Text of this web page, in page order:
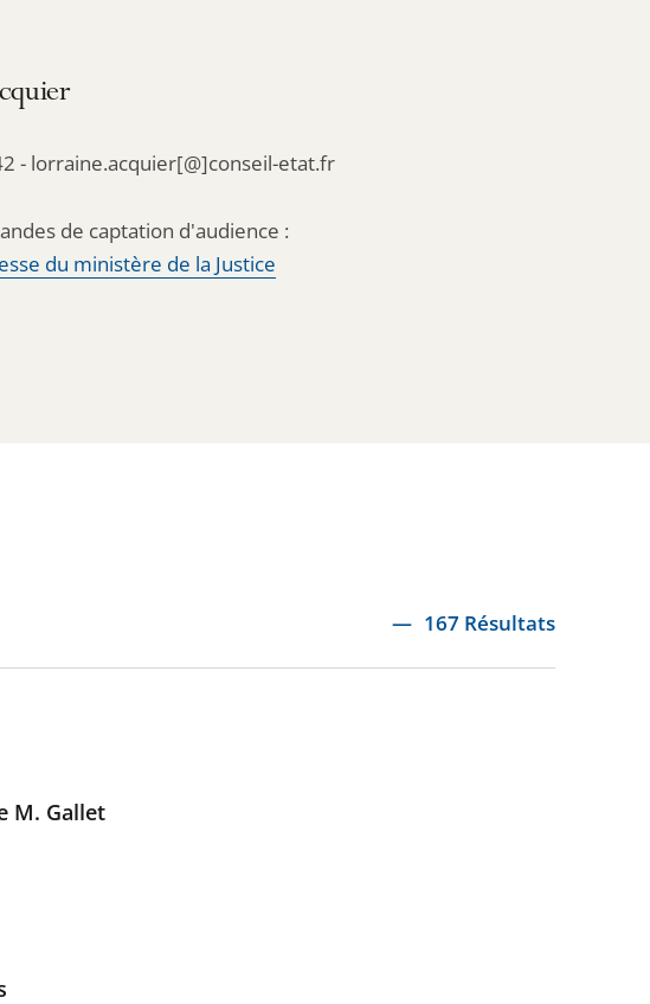
- lorraine.acquier[@]conseil-etat.fr
de captation d'audience :
du ministère de la Justice
167 Résultats
M. Gallet